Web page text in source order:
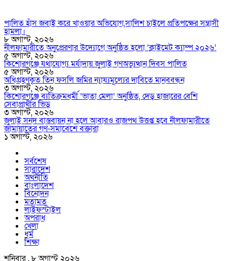
পালিত হাঁস জবাই করে খাওয়ার অভিযোগ,সালিশ চাইলে প্রতিপক্ষের সন্ত্রাসী
হামলা।
৮ অগাস্ট, ২০২৬
নীলফামারীতে অনুপ্রেরণার উদ্যোগে অনুষ্ঠিত হলো ‘ক্লাইমেট ক্যাম্প ২০২৬’
৫ অগাস্ট, ২০২৬
কিশোরগঞ্জে যথাযোগ্য মর্যাদায় জুলাই গণঅভ্যুত্থান দিবস পালিত
৫ অগাস্ট, ২০২৬
অধিগ্রহণকৃত তিন ফসলি জমির ন্যায্যমূল্যের দাবিতে মানববন্ধন
৩ অগাস্ট, ২০২৬
কিশোরগঞ্জে ব্যতিক্রমধর্মী ‘ভাতা মেলা’ অনুষ্ঠিত, দেড় হাজারের বেশি
সেবাপ্রার্থীর ভিড়
৩ অগাস্ট, ২০২৬
জুলাই সনদ বাস্তবায়ন না হলে আবারও রাজপথ উত্তপ্ত হবে নীলফামারীতে
জামায়াতের গণ-সমাবেশে বক্তারা
১ অগাস্ট, ২০২৬
সর্বশেষ
সারাদেশ
অর্থনীতি
বাংলাদেশ
বিনোদন
মতামত
লাইফস্টাইল
অপরাধ
খেলা
ধর্ম
শিক্ষা
শনিবার , ৮ অগাস্ট ২০২৬